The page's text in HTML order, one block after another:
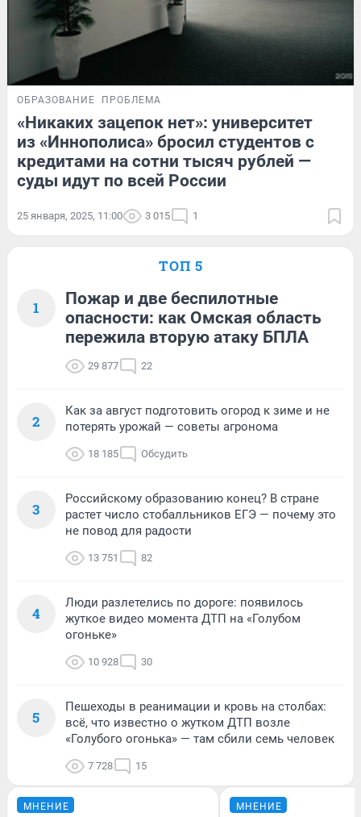
ОБРАЗОВАНИЕ ПРОБЛЕМА
«Никаких зацепок нет»: университет
из «Иннополиса» бросил студентов с
кредитами на сотни тысяч рублей —
суды идут по всей России
25 января, 2025, 11:00 3 015 1
ТОП 5
1
Пожар и две беспилотные
опасности: как Омская область
пережила вторую атаку БПЛА
29 877 22
2
Как за август подготовить огород к зиме и не
потерять урожай — советы агронома
18 185 Обсудить
3
Российскому образованию конец? В стране
растет число стобалльников ЕГЭ — почему это
не повод для радости
13 751 82
4
Люди разлетелись по дороге: появилось
жуткое видео момента ДТП на «Голубом
огоньке»
10 928 30
5
Пешеходы в реанимации и кровь на столбах:
всё, что известно о жутком ДТП возле
«Голубого огонька» — там сбили семь человек
7 728 15
МНЕНИЕ МНЕНИЕ